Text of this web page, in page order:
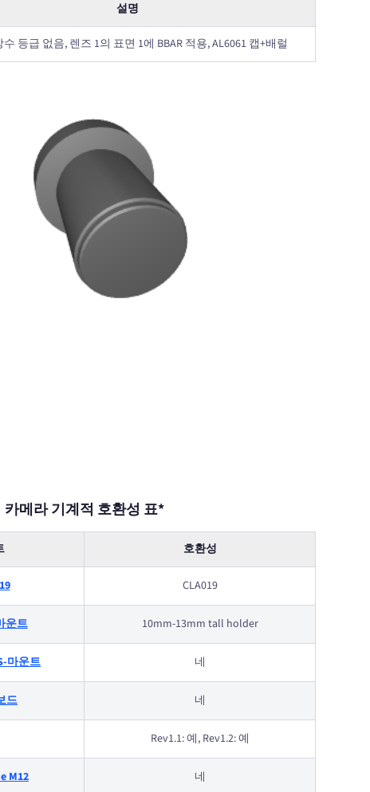
설명
수 등급 없음, 렌즈 1의 표면 1에 BBAR 적용, AL6061 캡+배럴
카메라 기계적 호환성 표*
호환성
CLA019
운트 10mm-13mm tall holder
마운트 네
드 네
Rev1.1: 예, Rev1.2: 예
M12 네